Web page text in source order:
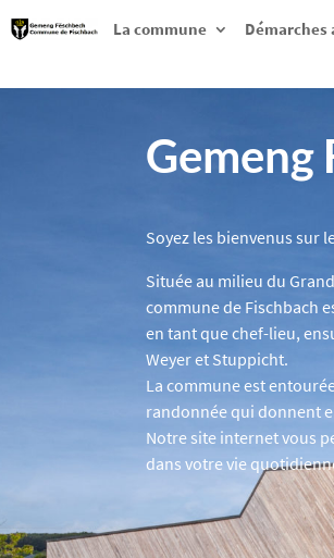
La commune
Gemeng
Soyez les bienvenus sur
Située au milieu du
commune de Fischbach
en tant que chef-lieu,
Weyer et Stuppicht.
La commune est
randonnée qui donnent
Notre site internet vous
dans votre vie